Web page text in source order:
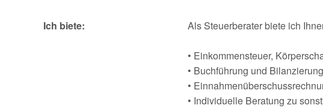
Ich biete: Als Steuerberater biete ich
• Einkommensteuer,
• Buchführung und Bilanzierung
•
• Individuelle Beratung zu